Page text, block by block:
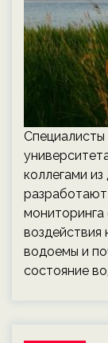
Специалисты
коллегами из
мониторинга
водоемы и
состояние